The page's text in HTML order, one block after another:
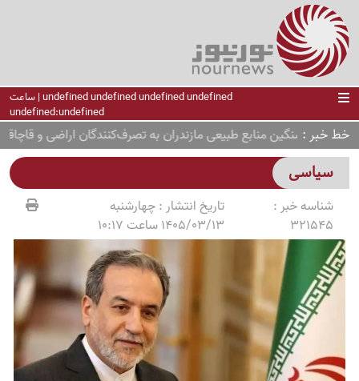
undefined undefined undefined undefined | ساعت
undefined:undefined
خط خبرسنگین منابع طبیعی مازندران به تصرف‌کنندگان اراضی و
سیاسی
شناسه خبر :
321545
تاریخ انتشار :چهارشنبه
1405/03/13 ساعت 10:17